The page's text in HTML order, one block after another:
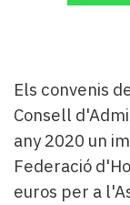
Els convenis
Consell
any 2020 un
Federació
euros per a